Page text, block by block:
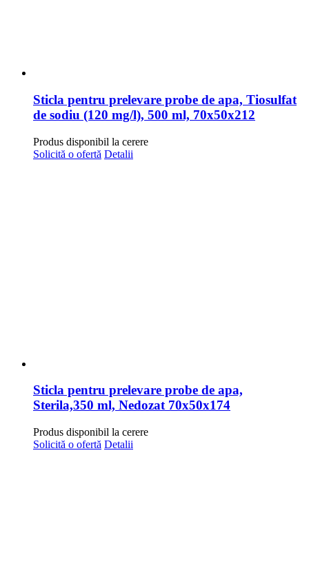
Sticla pentru prelevare probe de apa, Tiosulfat
de sodiu (120 mg/l), 500 ml, 70x50x212
Produs disponibil la cerere
Solicită o ofertă Detalii
Sticla pentru prelevare probe de apa,
Sterila,350 ml, Nedozat 70x50x174
Produs disponibil la cerere
Solicită o ofertă Detalii